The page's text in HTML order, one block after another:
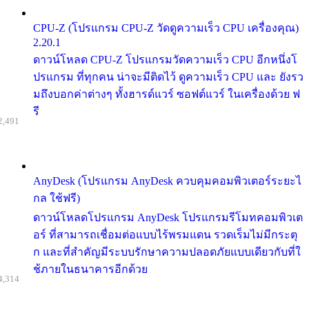
CPU-Z (โปรแกรม CPU-Z วัดดูความเร็ว CPU เครื่องคุณ)
2.20.1
ดาวน์โหลด CPU-Z โปรแกรมวัดความเร็ว CPU อีกหนึ่งโ
ปรแกรม ที่ทุกคน น่าจะมีติดไว้ ดูความเร็ว CPU และ ยังรว
มถึงบอกค่าต่างๆ ทั้งฮารด์แวร์ ซอฟต์แวร์ ในเครื่องด้วย ฟ
รี
AnyDesk (โปรแกรม AnyDesk ควบคุมคอมพิวเตอร์ระยะไ
กล ใช้ฟรี)
ดาวน์โหลดโปรแกรม AnyDesk โปรแกรมรีโมทคอมพิวเต
อร์ ที่สามารถเชื่อมต่อแบบไร้พรมแดน รวดเร็มไม่มีกระตุ
ก และที่สำคัญมีระบบรักษาความปลอดภัยแบบเดียวกับที่ใ
ช้ภายในธนาคารอีกด้วย